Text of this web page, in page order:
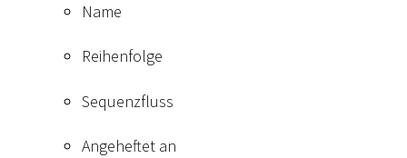
Name
Reihenfolge
Sequenzfluss
Angeheftet an